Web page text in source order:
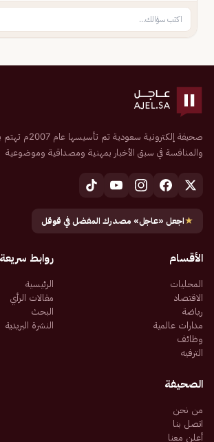
صحيفة إلكترونية
والمنافسة في سبق الأخبار بمهنية ومصداقية وموضوعية
★اجعل «عاجل» مصدرك المفضل في قوقل
الأقسام
المحليات
الاقتصاد
رياضة
مدارات عالمية
وظائف
الترفيه
روابط سريعة
الرئيسية
مقالات الرأي
البحث
النشرة البريدية
الصحيفة
من نحن
اتصل بنا
أعلن معنا